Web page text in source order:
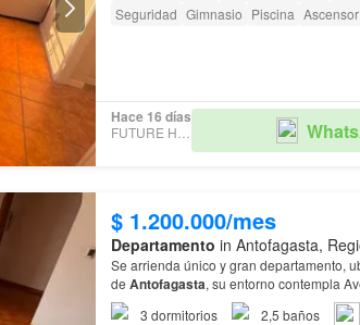
Seguridad Gimnasio Piscina Ascensor
Hace 16 días
$ 1.200.000/mes
Departamento in Antofagasta,
Se arrienda único y gran departamento,
de Antofagasta, su entorno contempla
con sus respectivos closet pertinentes y
3 dormitorios 2,5 baños